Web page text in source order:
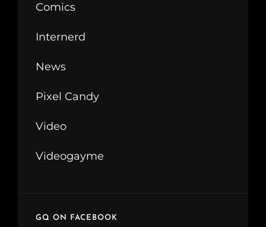
Comics
Internerd
News
Pixel Candy
Video
Videogayme
GQ ON FACEBOOK